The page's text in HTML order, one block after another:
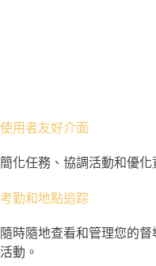
使用者友好介面
簡化任務、協調活動和優化
考勤和地點追踪
隨時隨地查看和管理您的
活動。